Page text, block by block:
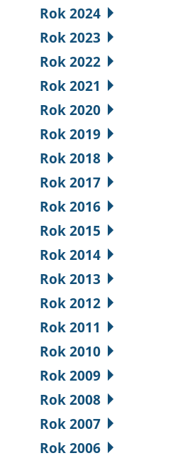
Rok 2024
Rok 2023
Rok 2022
Rok 2021
Rok 2020
Rok 2019
Rok 2018
Rok 2017
Rok 2016
Rok 2015
Rok 2014
Rok 2013
Rok 2012
Rok 2011
Rok 2010
Rok 2009
Rok 2008
Rok 2007
Rok 2006